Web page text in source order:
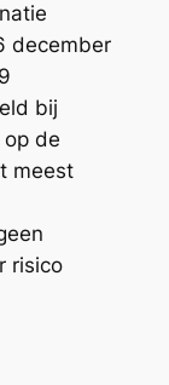
december
bij
de
meest
risico